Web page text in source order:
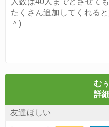
たくさん追加してくれる
＾)
む
詳
友達ほしい